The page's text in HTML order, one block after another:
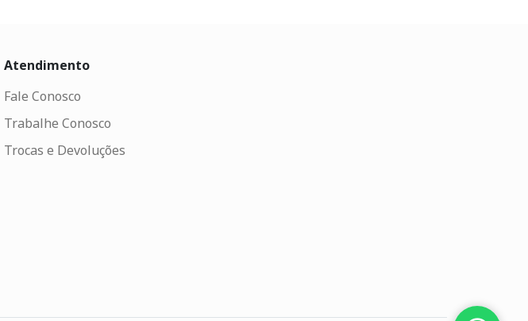
Atendimento
Fale Conosco
Trabalhe Conosco
Trocas e Devoluções